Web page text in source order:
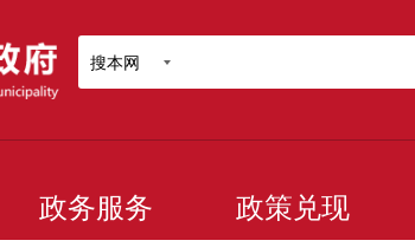
搜本网
政务服务 政策兑现